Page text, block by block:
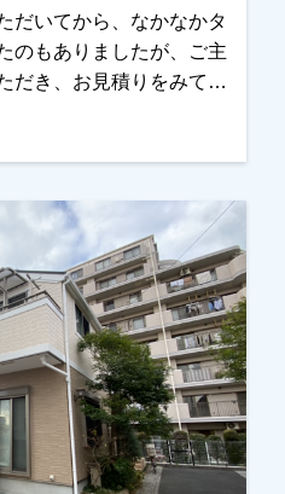
だいてから、なかなかタ
のもありましたが、ご主
だき、お見積りをみて頂
社か見積もりも取らてい
ろん、内容・条件も気に
ことでした。仕上りに関
ころまで丁寧にやってく
いただけました。本当に
。越谷市・春日部市・野
のお客様、まずはご相談
地調査・お見積りはもち
くお申しつけください！